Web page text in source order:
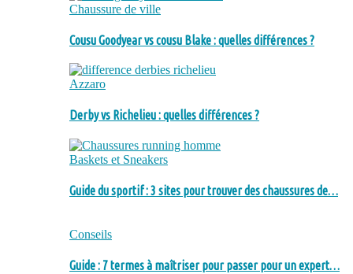
Chaussure de ville
Cousu Goodyear vs cousu Blake : quelles différences ?
Azzaro
Derby vs Richelieu : quelles différences ?
Baskets et Sneakers
Guide du sportif : 3 sites pour trouver des chaussures de…
Conseils
Guide : 7 termes à maîtriser pour passer pour un expert…